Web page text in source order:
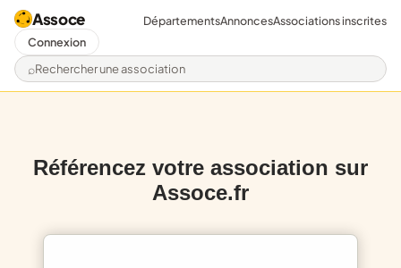
Assoce
Rechercher une association
DépartementsAnnoncesAssociations inscrites
Connexion
Référencez votre association sur
Assoce.fr